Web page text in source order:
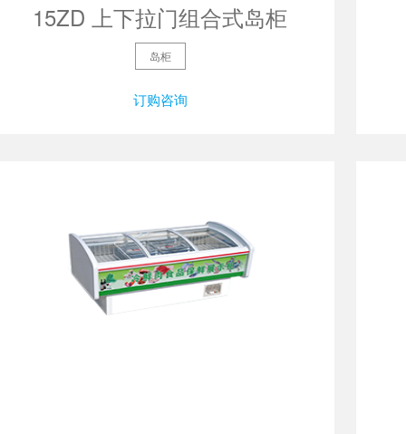
15ZD 上下拉门组合式岛柜
岛柜
订购咨询